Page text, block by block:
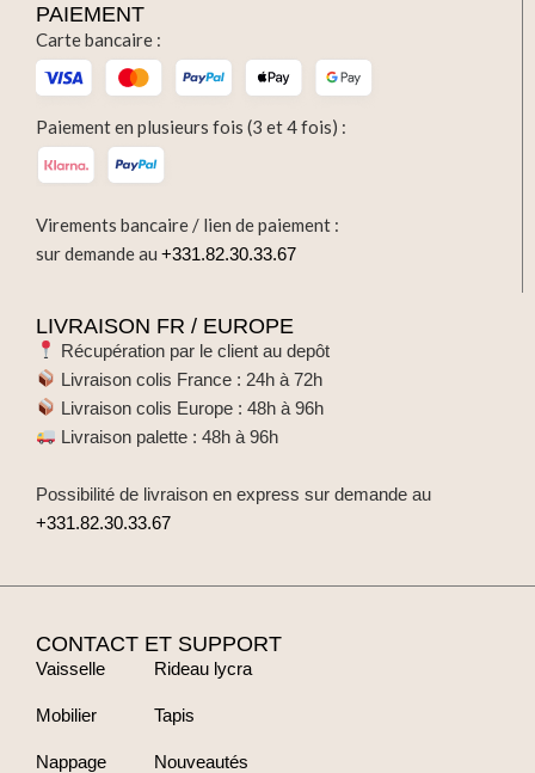
PAIEMENT
Carte bancaire :
Paiement en plusieurs fois (3 et 4 fois) :
Virements bancaire / lien de paiement :
sur demande au +331.82.30.33.67
LIVRAISON FR / EUROPE
Récupération par le client au depôt
Livraison colis France : 24h à 72h
Livraison colis Europe : 48h à 96h
Livraison palette : 48h à 96h
Possibilité de livraison en express sur demande au
+331.82.30.33.67
CONTACT ET SUPPORT
Vaisselle
Mobilier
Nappage
Rideau lycra
Tapis
Nouveautés